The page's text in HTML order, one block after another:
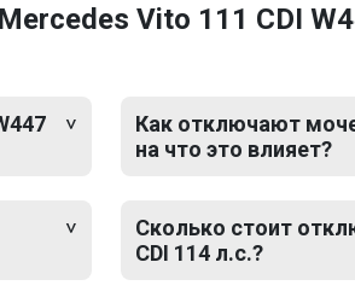
Vito 111 CDI
Как отключают
на что это влияет?
Сколько стоит
CDI 114 л.с.?